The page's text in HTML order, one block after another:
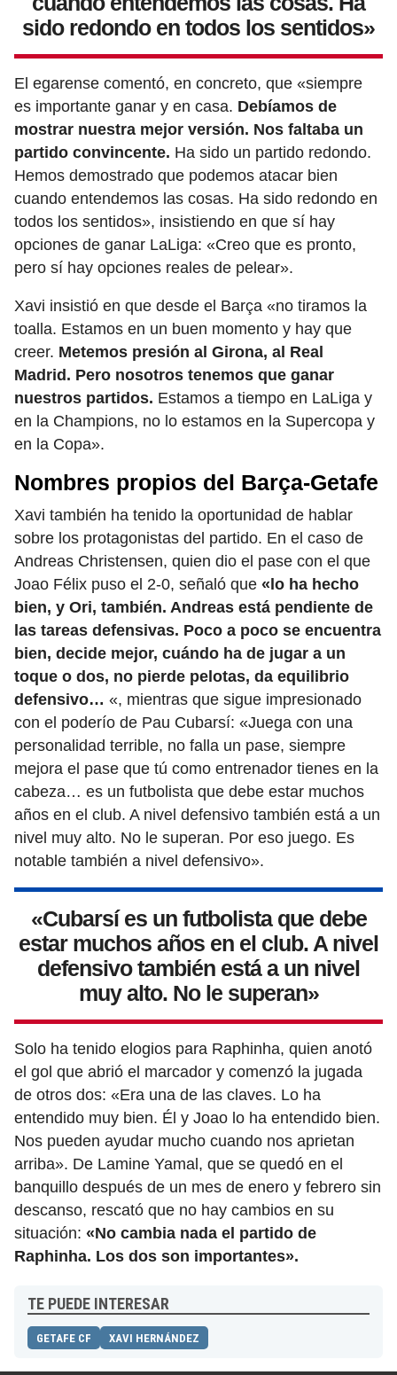
sido redondo en todos los sentidos»
El egarense comentó, en concreto, que «siempre
es importante ganar y en casa. Debíamos de
mostrar nuestra mejor versión. Nos faltaba un
partido convincente. Ha sido un partido redondo.
Hemos demostrado que podemos atacar bien
cuando entendemos las cosas. Ha sido redondo en
todos los sentidos», insistiendo en que sí hay
opciones de ganar LaLiga: «Creo que es pronto,
pero sí hay opciones reales de pelear».
Xavi insistió en que desde el Barça «no tiramos la
toalla. Estamos en un buen momento y hay que
creer. Metemos presión al Girona, al Real
Madrid. Pero nosotros tenemos que ganar
nuestros partidos. Estamos a tiempo en LaLiga y
en la Champions, no lo estamos en la Supercopa y
en la Copa».
Nombres propios del Barça-Getafe
Xavi también ha tenido la oportunidad de hablar
sobre los protagonistas del partido. En el caso de
Andreas Christensen, quien dio el pase con el que
Joao Félix puso el 2-0, señaló que «lo ha hecho
bien, y Ori, también. Andreas está pendiente de
las tareas defensivas. Poco a poco se encuentra
bien, decide mejor, cuándo ha de jugar a un
toque o dos, no pierde pelotas, da equilibrio
defensivo… «, mientras que sigue impresionado
con el poderío de Pau Cubarsí: «Juega con una
personalidad terrible, no falla un pase, siempre
mejora el pase que tú como entrenador tienes en la
cabeza… es un futbolista que debe estar muchos
años en el club. A nivel defensivo también está a un
nivel muy alto. No le superan. Por eso juego. Es
notable también a nivel defensivo».
«Cubarsí es un futbolista que debe
estar muchos años en el club. A nivel
defensivo también está a un nivel
muy alto. No le superan»
Solo ha tenido elogios para Raphinha, quien anotó
el gol que abrió el marcador y comenzó la jugada
de otros dos: «Era una de las claves. Lo ha
entendido muy bien. Él y Joao lo ha entendido bien.
Nos pueden ayudar mucho cuando nos aprietan
arriba». De Lamine Yamal, que se quedó en el
banquillo después de un mes de enero y febrero sin
descanso, rescató que no hay cambios en su
situación: «No cambia nada el partido de
Raphinha. Los dos son importantes».
TE PUEDE INTERESAR
GETAFE CF XAVI HERNÁNDEZ